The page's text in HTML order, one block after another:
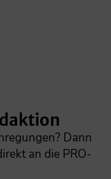
Dann
an die PRO-